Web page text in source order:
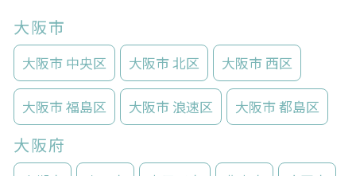
大阪市
大阪市 中央区 大阪市 北区 大阪市 西区
大阪市 福島区 大阪市 浪速区 大阪市 都島区
大阪府